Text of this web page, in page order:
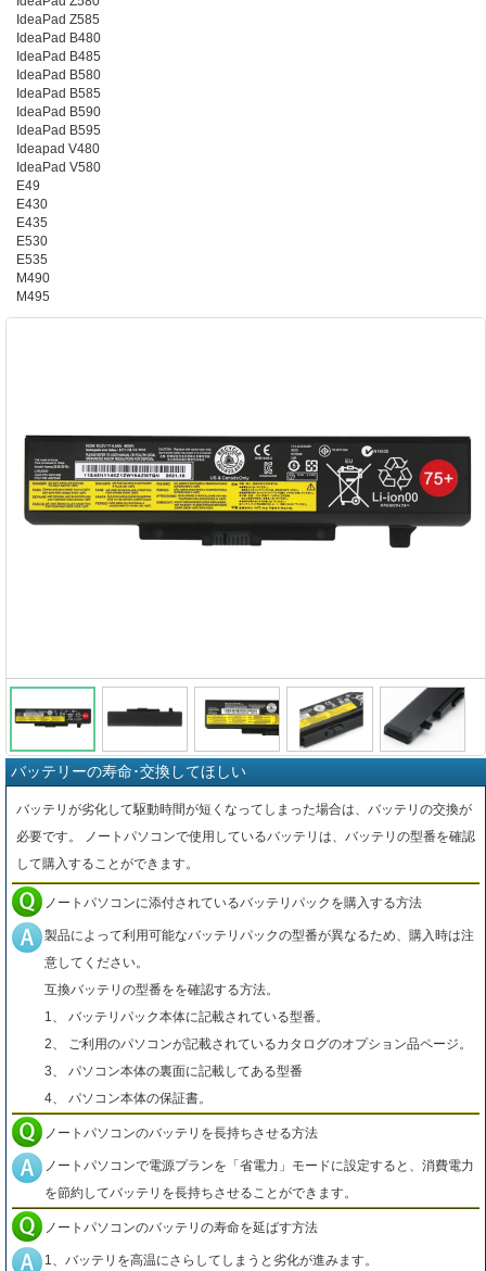
IdeaPad Z585
IdeaPad B480
IdeaPad B485
IdeaPad B580
IdeaPad B585
IdeaPad B590
IdeaPad B595
Ideapad V480
IdeaPad V580
E49
E430
E435
E530
E535
M490
M495
バッテリーの寿命･交換してほしい
バッテリが劣化して駆動時間が短くなってしまった場合は、バッテリの交換が
必要です。 ノートパソコンで使用しているバッテリは、バッテリの型番を確認
して購入することができます。
ノートパソコンに添付されているバッテリパックを購入する方法
製品によって利用可能なバッテリパックの型番が異なるため、購入時は注
意してください。
互換バッテリの型番をを確認する方法。
1、 バッテリパック本体に記載されている型番。
2、 ご利用のパソコンが記載されているカタログのオプション品ページ。
3、 パソコン本体の裏面に記載してある型番
4、 パソコン本体の保証書。
ノートパソコンのバッテリを長持ちさせる方法
ノートパソコンで電源プランを「省電力」モードに設定すると、消費電力
を節約してバッテリを長持ちさせることができます。
ノートパソコンのバッテリの寿命を延ばす方法
1、バッテリを高温にさらしてしまうと劣化が進みます。